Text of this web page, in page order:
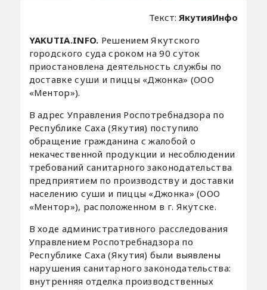
Текст:ЯкутияИнфо
YAKUTIA.INFO. Решением Якутского
городского суда сроком на 90 суток
приостановлена деятельность службы по
доставке суши и пиццы «Джонка» (ООО
«Ментор»).
В адрес Управления Роспотребнадзора по
Республике Саха (Якутия) поступило
обращение гражданина с жалобой о
некачественной продукции и несоблюдении
требований санитарного законодательства
предприятием по производству и доставки
населению суши и пиццы «Джонка» (ООО
«Ментор»), расположенном в г. Якутске.
В ходе административного расследования
Управлением Роспотребнадзора по
Республике Саха (Якутия) были выявлены
нарушения санитарного законодательства:
внутренняя отделка производственных